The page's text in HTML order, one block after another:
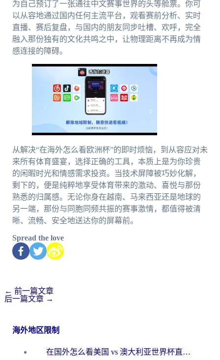
为自己预订了一张通往中文赛事世界的头等舱票。你可
以从容地通过国内任何主流平台，观看赛前分析、实时
直播、赛后复盘，与国内的朋友同步吐槽、欢呼，完全
融入那份独有的文化共鸣之中，让物理距离不再成为情
感连接的障碍。
从解决“在海外怎么看欧洲杯”的即时烦恼，到从容应对未
来所有体育盛宴，选择正确的工具，本质上是为你珍贵
的闲暇时光和情感需求投资。当技术屏障被巧妙化解，
剩下的，便是纯粹地享受体育带来的激动、喜悦与那份
熟悉的归属感。无论你身在越南、马来西亚还是地球的
另一端，那份与同胞同频共振的赛事激情，都值得被清
晰、流畅、安全地送达你的屏幕前。
Spread the love
← 前一篇文章
后一篇文章 →
海外地区限制
在国外怎么看美国 vs 澳大利亚世界杯直播？海外党必藏的中文解说观赛指南